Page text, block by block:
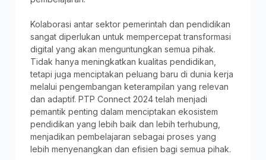
Kolaborasi antar sektor pemerintah dan pendidikan
sangat diperlukan untuk mempercepat transformasi
digital yang akan menguntungkan semua pihak.
Tidak hanya meningkatkan kualitas pendidikan,
tetapi juga menciptakan peluang baru di dunia kerja
melalui pengembangan keterampilan yang relevan
dan adaptif. PTP Connect 2024 telah menjadi
pemantik penting dalam menciptakan ekosistem
pendidikan yang lebih baik dan lebih terhubung,
menjadikan pembelajaran sebagai proses yang
lebih menyenangkan dan efisien bagi semua pihak.